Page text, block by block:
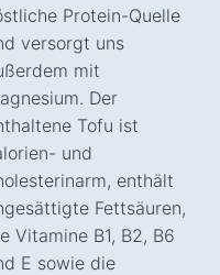
Protein-Quelle
versorgt uns
mit
Der
Tofu ist
und
enthält
Fettsäuren,
Vitamine B1, B2, B6
E sowie die